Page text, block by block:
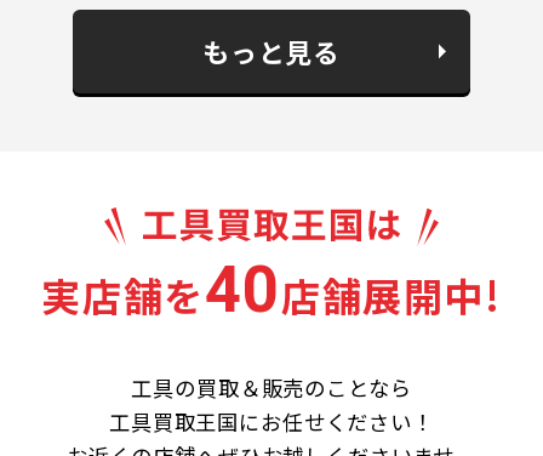
もっと見る
実店舗を40店舗展開中!
工具の買取＆販売のことなら
工具買取王国にお任せください！